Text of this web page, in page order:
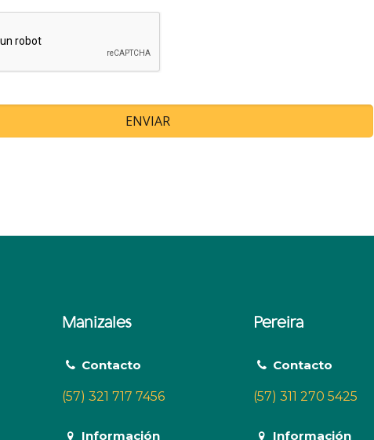
Manizales
Contacto
(57) 321 717 7456
Información
Pereira
Contacto
(57) 311 270 5425
Información